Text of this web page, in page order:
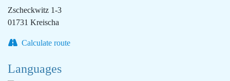
Zscheckwitz 1-3
01731 Kreischa
Calculate route
Languages